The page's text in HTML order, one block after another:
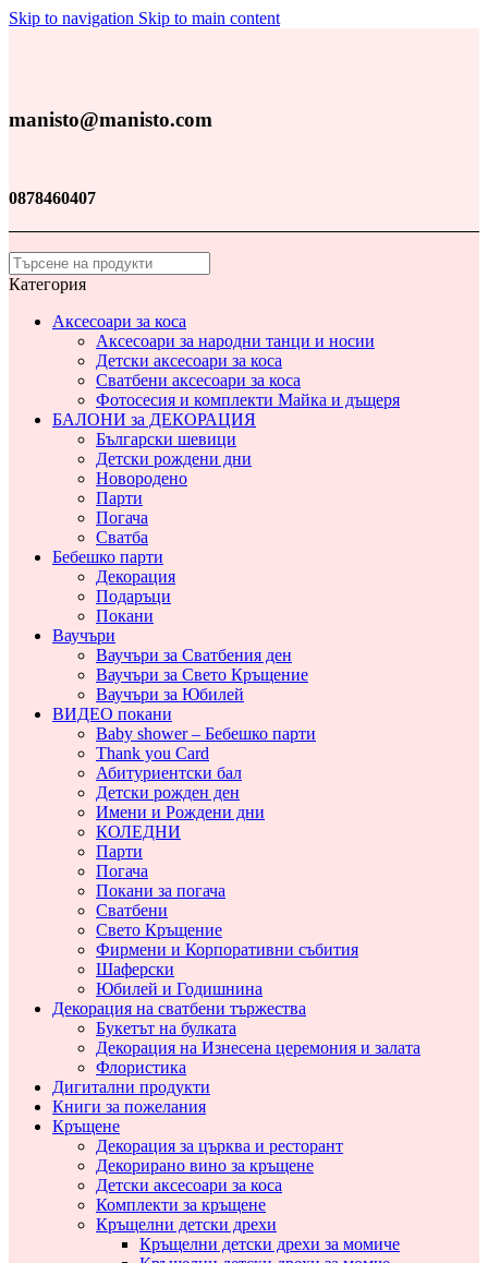
Skip to navigation Skip to main content
manisto@manisto.com
0878460407
Категория
Аксесоари за коса
Аксесоари за народни танци и носии
Детски аксесоари за коса
Сватбени аксесоари за коса
Фотосесия и комплекти Майка и дъщеря
БАЛОНИ за ДЕКОРАЦИЯ
Български шевици
Детски рождени дни
Новородено
Парти
Погача
Сватба
Бебешко парти
Декорация
Подаръци
Покани
Ваучъри
Ваучъри за Сватбения ден
Ваучъри за Свето Кръщение
Ваучъри за Юбилей
ВИДЕО покани
Baby shower – Бебешко парти
Thank you Card
Абитуриентски бал
Детски рожден ден
Имени и Рождени дни
КОЛЕДНИ
Парти
Погача
Покани за погача
Сватбени
Свето Кръщение
Фирмени и Корпоративни събития
Шаферски
Юбилей и Годишнина
Декорация на сватбени тържества
Букетът на булката
Декорация на Изнесена церемония и залата
Флористика
Дигитални продукти
Книги за пожелания
Кръщене
Декорация за църква и ресторант
Декорирано вино за кръщене
Детски аксесоари за коса
Комплекти за кръщене
Кръщелни детски дрехи
Кръщелни детски дрехи за момиче